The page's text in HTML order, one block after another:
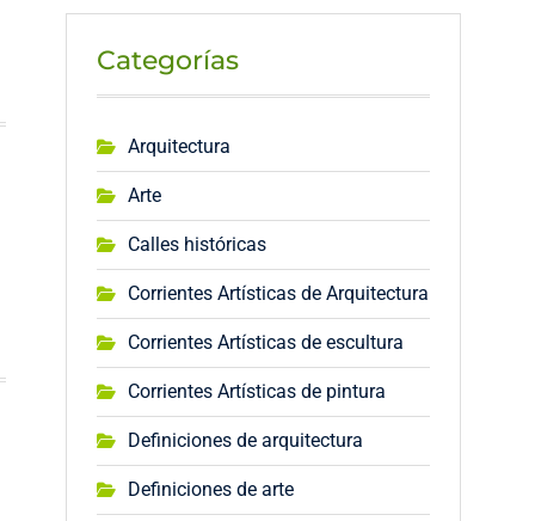
Categorías
Arquitectura
Arte
Calles históricas
Corrientes Artísticas de Arquitectura
Corrientes Artísticas de escultura
Corrientes Artísticas de pintura
Definiciones de arquitectura
Definiciones de arte